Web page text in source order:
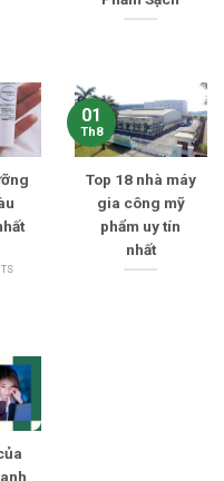
Top 18 nhà máy
gia công mỹ
phẩm uy tín
nhất
01
Th8